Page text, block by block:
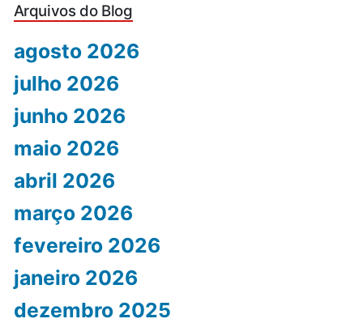
Arquivos do Blog
agosto 2026
julho 2026
junho 2026
maio 2026
abril 2026
março 2026
fevereiro 2026
janeiro 2026
dezembro 2025